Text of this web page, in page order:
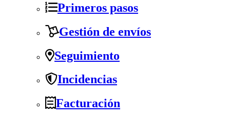
Primeros pasos
Gestión de envíos
Seguimiento
Incidencias
Facturación